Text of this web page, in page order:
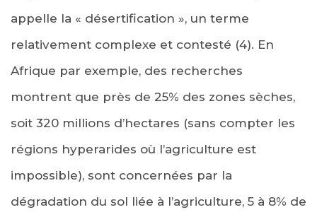
appelle la « désertification », un terme
relativement complexe et contesté (4). En
Afrique par exemple, des recherches
montrent que près de 25% des zones sèches,
soit 320 millions d’hectares (sans compter les
régions hyperarides où l’agriculture est
impossible), sont concernées par la
dégradation du sol liée à l’agriculture, 5 à 8% de